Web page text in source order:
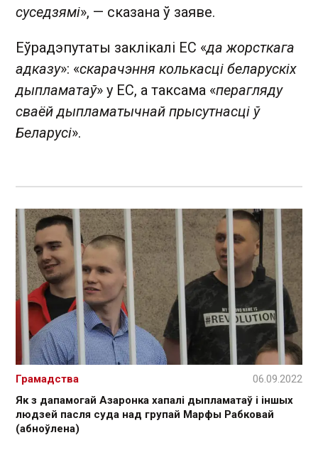
суседзямі», — сказана ў заяве.
Еўрадэпутаты заклікалі ЕС «да жорсткага
адказу»: «скарачэння колькасці беларускіх
дыпламатаў» у ЕС, а таксама «перагляду
сваёй дыпламатычнай прысутнасці ў
Беларусі».
Як з дапамогай Азаронка хапалі дыпламатаў і іншых
людзей пасля суда над групай Марфы Рабковай
(абноўлена)
Грамадства 06.09.2022